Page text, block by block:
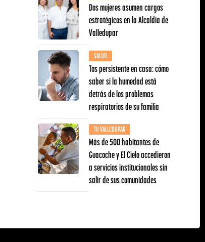
Dos mujeres asumen cargos
estratégicos en la Alcaldía de
Valledupar
SALUD
Tos persistente en casa: cómo
saber si la humedad está
detrás de los problemas
respiratorios de su familia
TU VALLEDUPAR
Más de 500 habitantes de
Guacoche y El Cielo accedieron
a servicios institucionales sin
salir de sus comunidades